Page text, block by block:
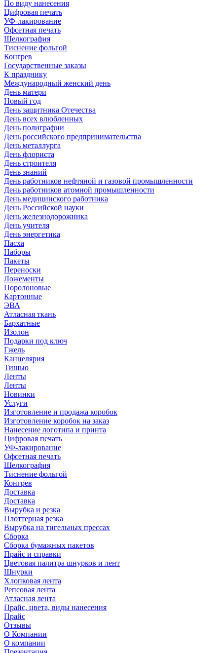
По виду нанесения
Цифровая печать
УФ-лакирование
Офсетная печать
Шелкография
Тиснение фольгой
Конгрев
Государственные заказы
К празднику
Международный женский день
День матери
Новый год
День защитника Отечества
День всех влюбленных
День полиграфии
День российского предпринимательства
День металлурга
День флориста
День строителя
День знаний
День работников нефтяной и газовой промышленности
День работников атомной промышленности
День медицинского работника
День Российской науки
День железнодорожника
День учителя
День энергетика
Пасха
Наборы
Пакеты
Переноски
Ложементы
Поролоновые
Картонные
ЭВА
Атласная ткань
Бархатные
Изолон
Подарки под ключ
Гжель
Канцелярия
Тишью
Ленты
Ленты
Новинки
Услуги
Изготовление и продажа коробок
Изготовление коробок на заказ
Нанесение логотипа и принта
Цифровая печать
УФ-лакирование
Офсетная печать
Шелкография
Тиснение фольгой
Конгрев
Доставка
Доставка
Вырубка и резка
Плоттерная резка
Вырубка на тигельных прессах
Сборка
Сборка бумажных пакетов
Прайс и справки
Цветовая палитра шнурков и лент
Шнурки
Хлопковая лента
Репсовая лента
Атласная лента
Прайс, цвета, виды нанесения
Прайс
Отзывы
О Компании
О компании